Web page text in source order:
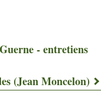
- entretiens
(Jean Moncelon)